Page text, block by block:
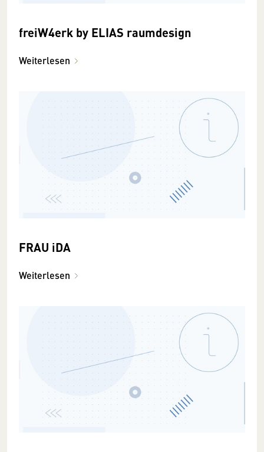
freiW4erk by ELIAS raumdesign
Weiterlesen
FRAU iDA
Weiterlesen